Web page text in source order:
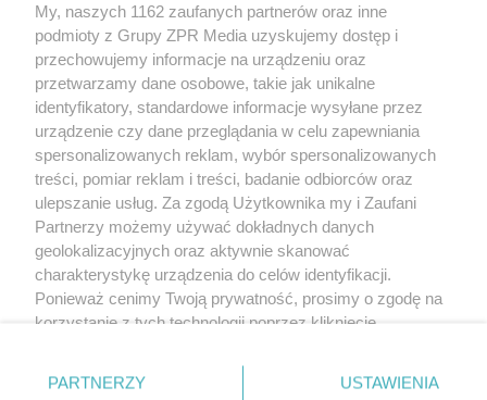
Żaden utwór zamieszczony w serwisie nie może być powielany i
rozpowszechniany lub dalej rozpowszechniany w jakikolwiek sposób (w
tym także elektroniczny lub mechaniczny) na jakimkolwiek polu
eksploatacji w jakiejkolwiek formie, włącznie z umieszczaniem w Internecie
bez pisemnej zgody właściciela praw. Jakiekolwiek użycie lub
wykorzystanie utworów w całości lub w części z naruszeniem prawa, tzn.
bez właściwej zgody, jest zabronione pod groźbą kary i może być ścigane
prawnie.
O nas
My, naszych 1162 zaufanych partnerów oraz inne
podmioty z Grupy ZPR Media uzyskujemy dostęp i
przechowujemy informacje na urządzeniu oraz
przetwarzamy dane osobowe, takie jak unikalne
identyfikatory, standardowe informacje wysyłane przez
urządzenie czy dane przeglądania w celu zapewniania
spersonalizowanych reklam, wybór spersonalizowanych
treści, pomiar reklam i treści, badanie odbiorców oraz
ulepszanie usług. Za zgodą Użytkownika my i Zaufani
Partnerzy możemy używać dokładnych danych
geolokalizacyjnych oraz aktywnie skanować
charakterystykę urządzenia do celów identyfikacji.
Ponieważ cenimy Twoją prywatność, prosimy o zgodę na
korzystanie z tych technologii poprzez kliknięcie
zmienić/wycofać klikając przycisk ustawień prywatności
PARTNERZY USTAWIENIA